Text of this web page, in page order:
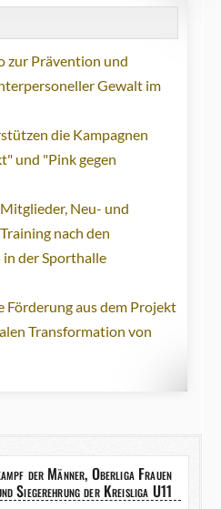
zur Prävention und
Gewalt im
die Kampagnen
und "Pink gegen
Neu- und
nach den
der Sporthalle
Förderung aus dem Projekt
Transformation von
der Männer, Oberliga Frauen
Siegerehrung der Kreisliga U11